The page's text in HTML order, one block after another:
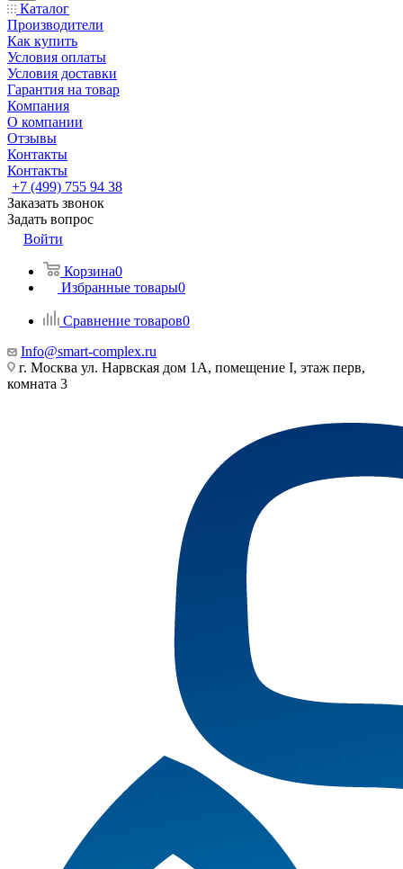
Каталог
Производители
Как купить
Условия оплаты
Условия доставки
Гарантия на товар
Компания
О компании
Отзывы
Контакты
Контакты
+7 (499) 755 94 38
Заказать звонок
Задать вопрос
Войти
Корзина0
Избранные товары0
Сравнение товаров0
Info@smart-complex.ru
г. Москва ул. Нарвская дом 1А, помещение I, этаж перв,
комната 3